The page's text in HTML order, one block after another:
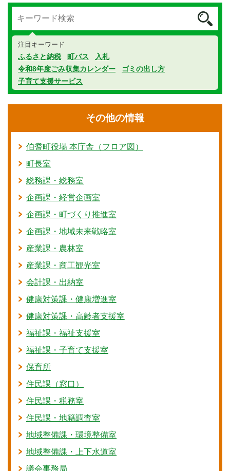
注目キーワード
ふるさと納税 町バス
入札
令和8年度ごみ収集カレンダー
ゴミの出し方
子育て支援サービス
その他の情報
伯耆町役場 本庁舎（フロア図）
町長室
総務課・総務室
企画課・経営企画室
企画課・町づくり推進室
企画課・地域未来戦略室
産業課・農林室
産業課・商工観光室
会計課・出納室
健康対策課・健康増進室
健康対策課・高齢者支援室
福祉課・福祉支援室
福祉課・子育て支援室
保育所
住民課（窓口）
住民課・税務室
住民課・地籍調査室
地域整備課・環境整備室
地域整備課・上下水道室
議会事務局